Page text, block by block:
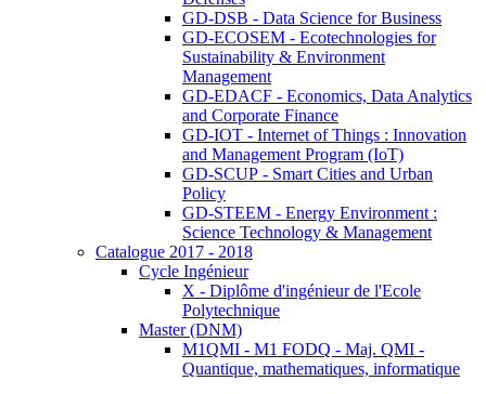
GD-DSB - Data Science for Business
GD-ECOSEM - Ecotechnologies for
Sustainability & Environment
Management
GD-EDACF - Economics, Data Analytics
and Corporate Finance
GD-IOT - Internet of Things : Innovation
and Management Program (IoT)
GD-SCUP - Smart Cities and Urban
Policy
GD-STEEM - Energy Environment :
Science Technology & Management
Catalogue 2017 - 2018
Cycle Ingénieur
X - Diplôme d'ingénieur de l'Ecole
Polytechnique
Master (DNM)
M1QMI - M1 FODQ - Maj. QMI -
Quantique, mathematiques, informatique